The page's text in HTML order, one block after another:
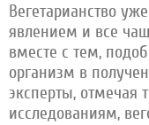
Вегетарианство
явлением и все
вместе с тем,
организм в
эксперты, отмечая
исследованиям,